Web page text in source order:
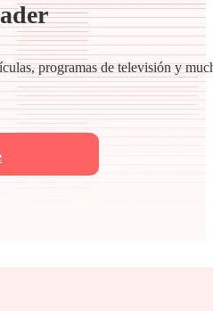
programas de televisión y